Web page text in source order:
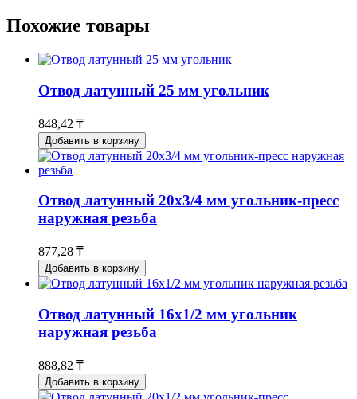
Похожие товары
Отвод латунный 25 мм угольник
848,42 ₸
Добавить в корзину
Отвод латунный 20х3/4 мм угольник-пресс
наружная резьба
877,28 ₸
Добавить в корзину
Отвод латунный 16х1/2 мм угольник
наружная резьба
888,82 ₸
Добавить в корзину